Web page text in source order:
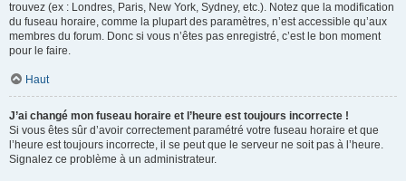
trouvez (ex : Londres, Paris, New York, Sydney, etc.). Notez que la modification
du fuseau horaire, comme la plupart des paramètres, n’est accessible qu’aux
membres du forum. Donc si vous n’êtes pas enregistré, c’est le bon moment
pour le faire.
Haut
J’ai changé mon fuseau horaire et l’heure est toujours incorrecte !
Si vous êtes sûr d’avoir correctement paramétré votre fuseau horaire et que
l’heure est toujours incorrecte, il se peut que le serveur ne soit pas à l’heure.
Signalez ce problème à un administrateur.